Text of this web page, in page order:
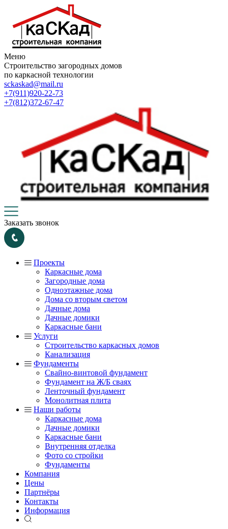
Меню
Строительство загородных домов
по каркасной технологии
sckaskad@mail.ru
+7(911)920-22-73
+7(812)372-67-47
Заказать звонок
Проекты
Каркасные дома
Загородные дома
Одноэтажные дома
Дома со вторым светом
Дачные дома
Дачные домики
Каркасные бани
Услуги
Строительство каркасных домов
Канализация
Фундаменты
Свайно-винтовой фундамент
Фундамент на Ж/Б сваях
Ленточный фундамент
Монолитная плита
Наши работы
Каркасные дома
Дачные домики
Каркасные бани
Внутренняя отделка
Фото со стройки
Фундаменты
Компания
Цены
Партнёры
Контакты
Информация